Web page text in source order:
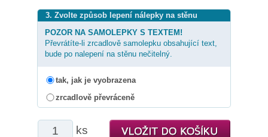
3. Zvolte způsob lepení nálepky na stěnu
POZOR NA SAMOLEPKY S TEXTEM!
Převrátíte-li zrcadlově samolepku obsahující text,
bude po nalepení na stěnu nečitelný.
tak, jak je vyobrazena
zrcadlově převráceně
ks